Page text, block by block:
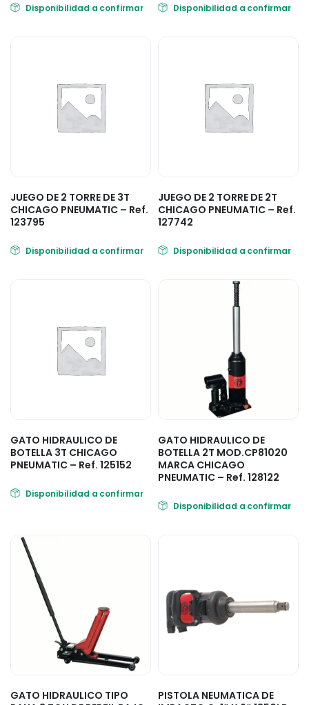
Disponibilidad a confirmar Disponibilidad a confirmar
JUEGO DE 2 TORRE DE 3T
CHICAGO PNEUMATIC – Ref.
123795
Disponibilidad a confirmar
JUEGO DE 2 TORRE DE 2T
CHICAGO PNEUMATIC – Ref.
127742
Disponibilidad a confirmar
GATO HIDRAULICO DE
BOTELLA 3T CHICAGO
PNEUMATIC – Ref. 125152
Disponibilidad a confirmar
GATO HIDRAULICO DE
BOTELLA 2T MOD.CP81020
MARCA CHICAGO
PNEUMATIC – Ref. 128122
Disponibilidad a confirmar
GATO HIDRAULICO TIPO
PISTOLA NEUMATICA DE